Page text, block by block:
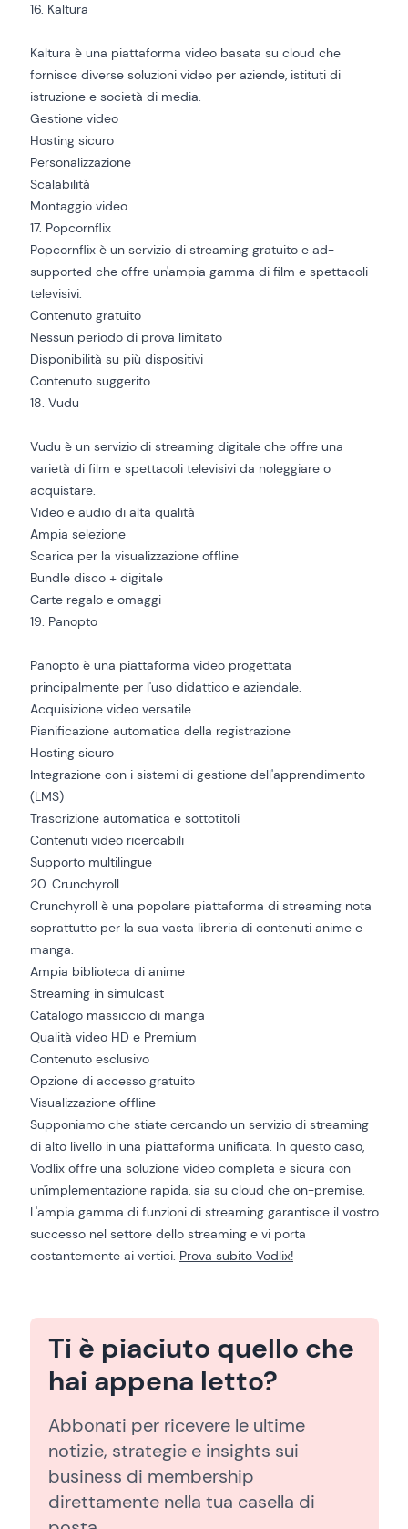
16. Kaltura
Kaltura è una piattaforma video basata su cloud che
fornisce diverse soluzioni video per aziende, istituti di
istruzione e società di media.
Gestione video
Hosting sicuro
Personalizzazione
Scalabilità
Montaggio video
17. Popcornflix
Popcornflix è un servizio di streaming gratuito e ad-
supported che offre un'ampia gamma di film e spettacoli
televisivi.
Contenuto gratuito
Nessun periodo di prova limitato
Disponibilità su più dispositivi
Contenuto suggerito
18. Vudu
Vudu è un servizio di streaming digitale che offre una
varietà di film e spettacoli televisivi da noleggiare o
acquistare.
Video e audio di alta qualità
Ampia selezione
Scarica per la visualizzazione offline
Bundle disco + digitale
Carte regalo e omaggi
19. Panopto
Panopto è una piattaforma video progettata
principalmente per l'uso didattico e aziendale.
Acquisizione video versatile
Pianificazione automatica della registrazione
Hosting sicuro
Integrazione con i sistemi di gestione dell'apprendimento
(LMS)
Trascrizione automatica e sottotitoli
Contenuti video ricercabili
Supporto multilingue
20. Crunchyroll
Crunchyroll è una popolare piattaforma di streaming nota
soprattutto per la sua vasta libreria di contenuti anime e
manga.
Ampia biblioteca di anime
Streaming in simulcast
Catalogo massiccio di manga
Qualità video HD e Premium
Contenuto esclusivo
Opzione di accesso gratuito
Visualizzazione offline
Supponiamo che stiate cercando un servizio di streaming
di alto livello in una piattaforma unificata. In questo caso,
Vodlix offre una soluzione video completa e sicura con
un'implementazione rapida, sia su cloud che on-premise.
L'ampia gamma di funzioni di streaming garantisce il vostro
successo nel settore dello streaming e vi porta
costantemente ai vertici. Prova subito Vodlix!
Ti è piaciuto quello che
hai appena letto?
Abbonati per ricevere le ultime
notizie, strategie e insights sui
business di membership
direttamente nella tua casella di